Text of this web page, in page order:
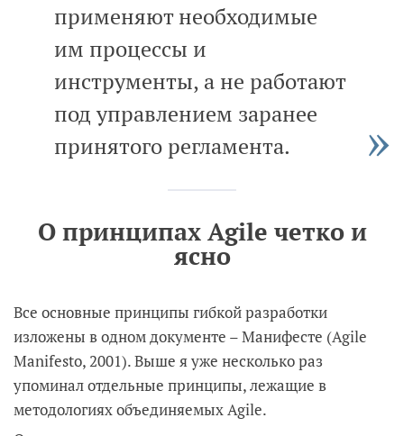
применяют необходимые
им процессы и
инструменты, а не работают
под управлением заранее
принятого регламента.
О принципах Agile четко и
ясно
Все основные принципы гибкой разработки
изложены в одном документе – Манифесте (Agile
Manifesto, 2001). Выше я уже несколько раз
упоминал отдельные принципы, лежащие в
методологиях объединяемых Agile.